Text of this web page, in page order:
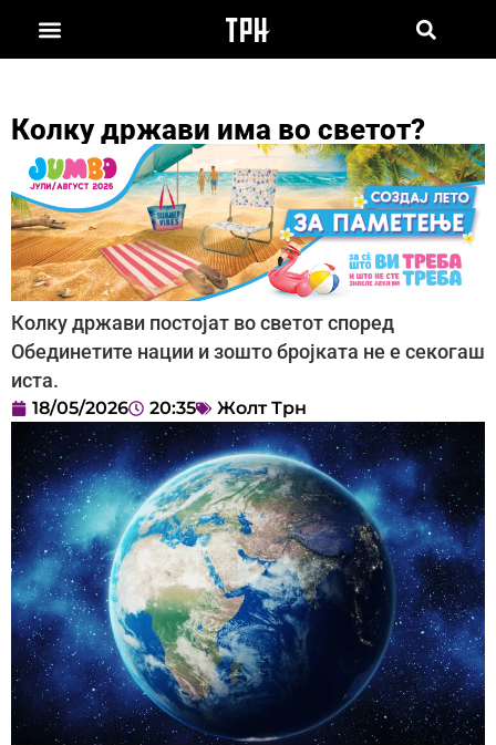
Колку држави има во светот?
Колку држави постојат во светот според
Обединетите нации и зошто бројката не е секогаш
иста.
18/05/2026 20:35 Жолт Трн